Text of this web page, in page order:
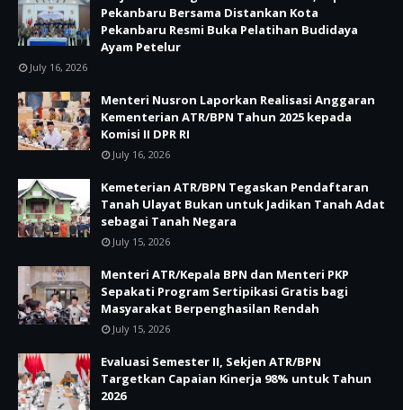
Pekanbaru Bersama Distankan Kota
Pekanbaru Resmi Buka Pelatihan Budidaya
Ayam Petelur
July 16, 2026
Menteri Nusron Laporkan Realisasi Anggaran
Kementerian ATR/BPN Tahun 2025 kepada
Komisi II DPR RI
July 16, 2026
Kemeterian ATR/BPN Tegaskan Pendaftaran
Tanah Ulayat Bukan untuk Jadikan Tanah Adat
sebagai Tanah Negara
July 15, 2026
Menteri ATR/Kepala BPN dan Menteri PKP
Sepakati Program Sertipikasi Gratis bagi
Masyarakat Berpenghasilan Rendah
July 15, 2026
Evaluasi Semester II, Sekjen ATR/BPN
Targetkan Capaian Kinerja 98% untuk Tahun
2026